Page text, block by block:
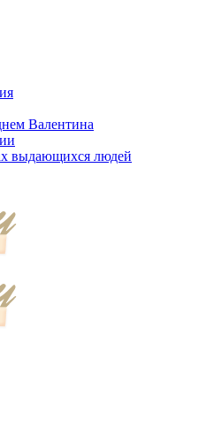
Валентина
выдающихся людей